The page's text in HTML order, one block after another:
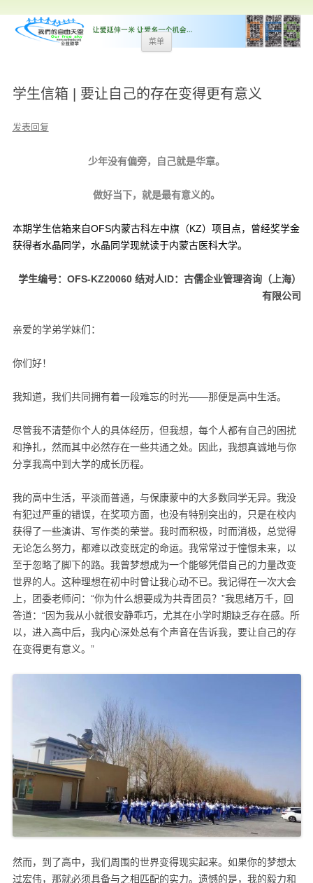
菜单
跳
至
学生信箱 | 要让自己的存在变得更有意义
发表回复
少年没有偏旁，自己就是华章。
做好当下，就是最有意义的。
本期学生信箱来自OFS内蒙古科左中旗（KZ）项目点，曾经奖学金
获得者水晶同学，水晶同学现就读于内蒙古医科大学。
学生编号：OFS-KZ20060 结对人ID：古儒企业管理咨询（上海）
有限公司
亲爱的学弟学妹们：
你们好！
我知道，我们共同拥有着一段难忘的时光——那便是高中生活。
尽管我不清楚你个人的具体经历，但我想，每个人都有自己的困扰
和挣扎，然而其中必然存在一些共通之处。因此，我想真诚地与你
分享我高中到大学的成长历程。
我的高中生活，平淡而普通，与保康蒙中的大多数同学无异。我没
有犯过严重的错误，在奖项方面，也没有特别突出的，只是在校内
获得了一些演讲、写作类的荣誉。我时而积极，时而消极，总觉得
无论怎么努力，都难以改变既定的命运。我常常过于憧憬未来，以
至于忽略了脚下的路。我曾梦想成为一个能够凭借自己的力量改变
世界的人。这种理想在初中时曾让我心动不已。我记得在一次大会
上，团委老师问：“你为什么想要成为共青团员？”我思绪万千，回
答道：“因为我从小就很安静乖巧，尤其在小学时期缺乏存在感。所
以，进入高中后，我内心深处总有个声音在告诉我，要让自己的存
在变得更有意义。”
然而，到了高中，我们周围的世界变得现实起来。如果你的梦想太
过宏伟，那就必须具备与之相匹配的实力。遗憾的是，我的毅力和